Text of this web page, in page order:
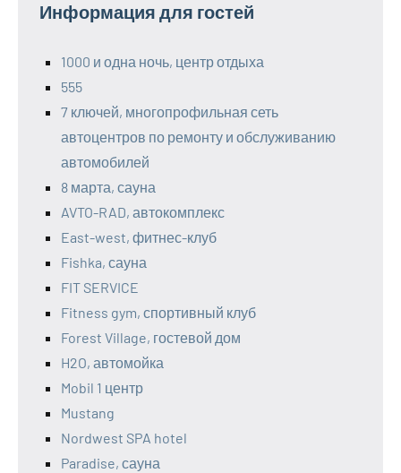
Информация для гостей
1000 и одна ночь, центр отдыха
555
7 ключей, многопрофильная сеть
автоцентров по ремонту и обслуживанию
автомобилей
8 марта, сауна
AVTO-RAD, автокомплекс
East-west, фитнес-клуб
Fishka, сауна
FIT SERVICE
Fitness gym, спортивный клуб
Forest Village, гостевой дом
H2O, автомойка
Mobil 1 центр
Mustang
Nordwest SPA hotel
Paradise, сауна